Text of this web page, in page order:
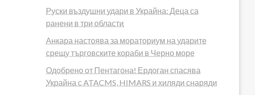
Руски въздушни удари в Украйна: Деца са
ранени в три области
Анкара настоява за мораториум на ударите
срещу търговските кораби в Черно море
Одобрено от Пентагона! Ердоган спасява
Украйна с ATACMS, HIMARS и хиляди снаряди